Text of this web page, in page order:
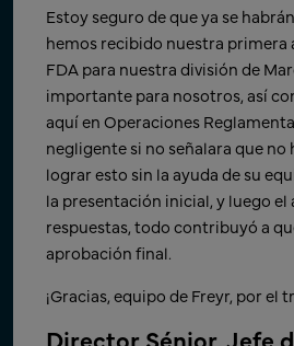
¡Se ha recibido el acuse de
Muchas gracias por su arduo
apoyo a nuestra labor durante
Estamos encantados de haber
plazo y alcanzar un objetivo
de nuestra joven empresa. ​
Gracias de nuevo, ¡y esperamos
equipo en el próximo proyecto!
Director Sénior de
Negocio y Producto​
Gracias por el apoyo oportuno
semana, lo que nos permitió
rápidamente después de ser
demuestra continuamente el
con los hitos de nuestra empresa.
Director - Asuntos
Globales –
Empresa farmacéutica de genéricos
sede en India
Estoy seguro de que ya se
hemos recibido nuestra primera
FDA para nuestra división de
importante para nosotros, así
aquí en Operaciones
negligente si no señalara que
lograr esto sin la ayuda de su
la presentación inicial, y luego el
respuestas, todo contribuyó a
aprobación final.
¡Gracias, equipo de Freyr, por el
Director Sénior, Jefe